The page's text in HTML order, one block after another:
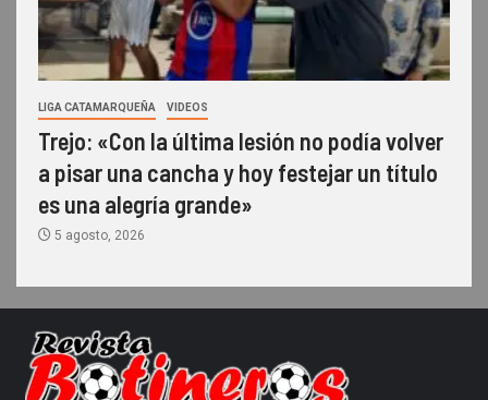
LIGA CATAMARQUEÑA VIDEOS
Trejo: «Con la última lesión no podía volver
a pisar una cancha y hoy festejar un título
es una alegría grande»
5 agosto, 2026